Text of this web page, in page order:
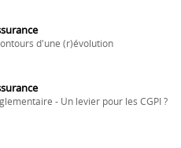
d'une (r)évolution
- Un levier pour les CGPI ?